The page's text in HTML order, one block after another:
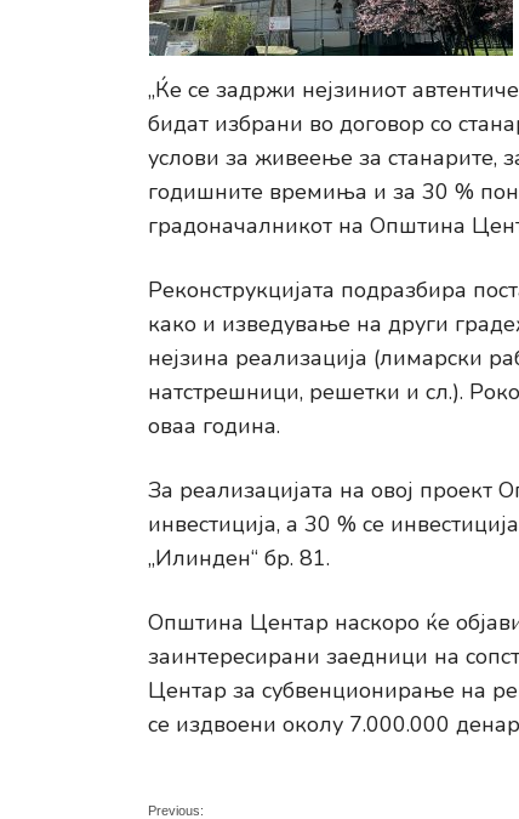
„Ќе се задржи нејзиниот
бидат избрани во договор со
услови за живеење за станарите,
годишните времиња и за 30 %
градоначалникот на Општина
Реконструкцијата подразбира
како и изведување на други
нејзина реализација (лимарски
натстрешници, решетки и сл.).
оваа година.
За реализацијата на овој
инвестиција, а 30 % се
„Илинден“ бр. 81.
Општина Центар наскоро ќе
заинтересирани заедници на
Центар за субвенционирање на
се издвоени околу 7.000.000
Previous: